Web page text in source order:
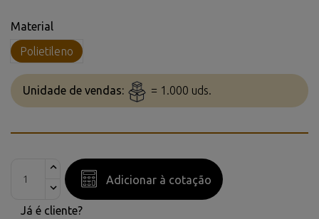
Material
Polietileno
Unidade de vendas: = 1.000 uds.
Adicionar à cotação
Já é cliente?